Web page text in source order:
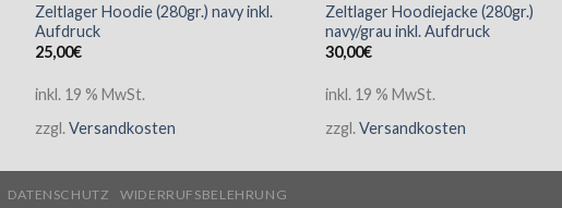
Zeltlager Hoodie (280gr.) navy inkl.
Aufdruck
25,00€
inkl. 19 % MwSt.
zzgl.Versandkosten
Zeltlager Hoodiejacke (280gr.)
navy/grau inkl. Aufdruck
30,00€
inkl. 19 % MwSt.
zzgl.Versandkosten
DATENSCHUTZ WIDERRUFSBELEHRUNG